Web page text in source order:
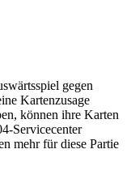
gegen
Kartenzusage
können ihre Karten
Servicecenter
mehr für diese Partie